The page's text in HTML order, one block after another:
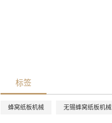
标签
蜂窝纸板机械 无锡蜂窝纸板机械